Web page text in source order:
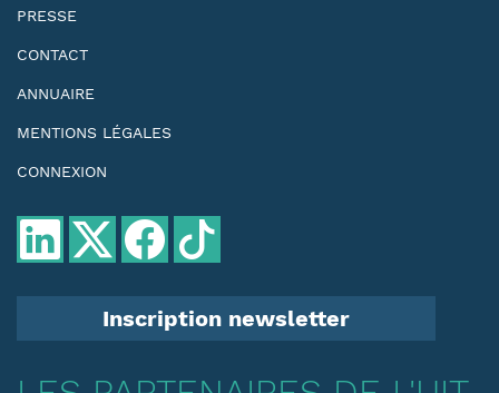
PRESSE
CONTACT
ANNUAIRE
MENTIONS LÉGALES
CONNEXION
Inscription newsletter